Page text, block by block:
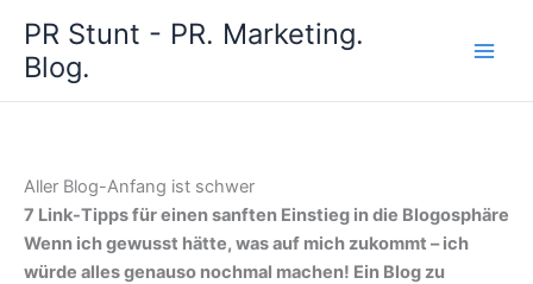
Inhalt
springen
PR Stunt - PR. Marketing.
Blog.
Aller Blog-Anfang ist schwer
7 Link-Tipps für einen sanften Einstieg in die Blogosphäre
Wenn ich gewusst hätte, was auf mich zukommt – ich
würde alles genauso nochmal machen! Ein Blog zu